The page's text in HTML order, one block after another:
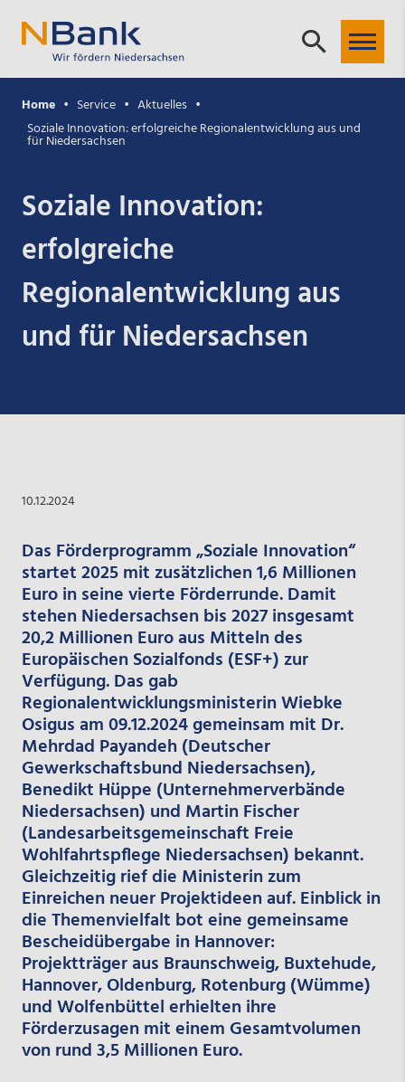
Home Service
Aktuelles
Soziale Innovation: erfolgreiche Regionalentwicklung aus und
für Niedersachsen
Soziale Innovation:
erfolgreiche
Regionalentwicklung aus
und für Niedersachsen
10.12.2024
Das Förderprogramm „Soziale Innovation“
startet 2025 mit zusätzlichen 1,6 Millionen
Euro in seine vierte Förderrunde. Damit
stehen Niedersachsen bis 2027 insgesamt
20,2 Millionen Euro aus Mitteln des
Europäischen Sozialfonds (ESF+) zur
Verfügung. Das gab
Regionalentwicklungsministerin Wiebke
Osigus am 09.12.2024 gemeinsam mit Dr.
Mehrdad Payandeh (Deutscher
Gewerkschaftsbund Niedersachsen),
Benedikt Hüppe (Unternehmerverbände
Niedersachsen) und Martin Fischer
(Landesarbeitsgemeinschaft Freie
Wohlfahrtspflege Niedersachsen) bekannt.
Gleichzeitig rief die Ministerin zum
Einreichen neuer Projektideen auf. Einblick in
die Themenvielfalt bot eine gemeinsame
Bescheidübergabe in Hannover:
Projektträger aus Braunschweig, Buxtehude,
Hannover, Oldenburg, Rotenburg (Wümme)
und Wolfenbüttel erhielten ihre
Förderzusagen mit einem Gesamtvolumen
von rund 3,5 Millionen Euro.